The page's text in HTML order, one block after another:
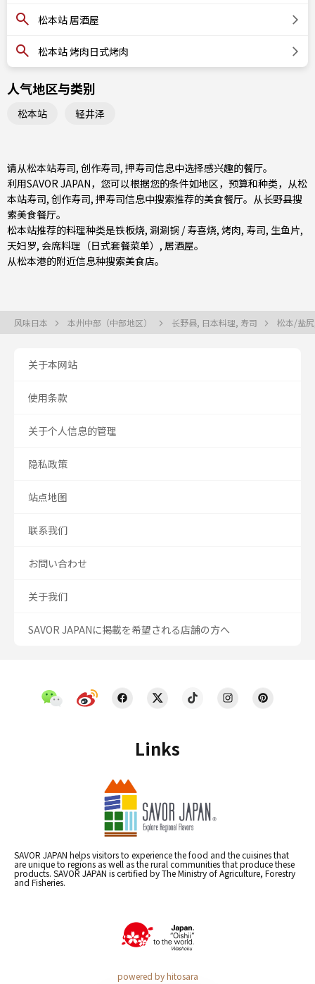
松本站 居酒屋
松本站 烤肉日式烤肉
人气地区与类别
松本站 轻井泽
请从松本站寿司, 创作寿司, 押寿司信息中选择感兴趣的餐厅。
利用SAVOR JAPAN，您可以根据您的条件如地区，预算和种类，从松
本站寿司, 创作寿司, 押寿司信息中搜索推荐的美食餐厅。从长野县搜
索美食餐厅。
松本站推荐的料理种类是铁板烧, 涮涮锅 / 寿喜烧, 烤肉, 寿司, 生鱼片,
天妇罗, 会席料理（日式套餐菜单） , 居酒屋。
从松本港的附近信息种搜索美食店。
风味日本 本州中部（中部地区） 长野县, 日本料理, 寿司 松本/盐
Links
SAVOR JAPAN helps visitors to experience the food and the cuisines that
are unique to regions as well as the rural communities that produce these
products. SAVOR JAPAN is certified by The Ministry of Agriculture, Forestry
and Fisheries.
powered by hitosara
关于本网站
使用条款
关于个人信息的管理
隐私政策
站点地图
联系我们
お問い合わせ
关于我们
SAVOR JAPANに掲載を希望される店舗の方へ